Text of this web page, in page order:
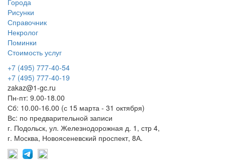
Рисунки
Справочник
Некролог
Поминки
Стоимость услуг
+7 (495) 777-40-54
+7 (495) 777-40-19
zakaz@1-gc.ru
Пн-пт: 9.00-18.00
Сб: 10.00-16.00 (с 15 марта - 31 октября)
Вс: по предварительной записи
г. Подольск, ул. Железнодорожная д. 1, стр 4,
г. Москва, Новоясеневский проспект, 8А.